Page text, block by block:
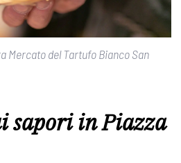
Mercato del Tartufo Bianco San
sapori in Piazza